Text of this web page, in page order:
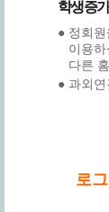
학생증
● 정회원
이용하
다른
● 과외
로